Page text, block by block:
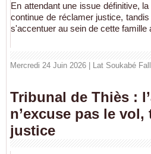
En attendant une issue définitive,
continue de réclamer justice,
s'accentuer au sein de cette famille
Mercredi 24 Juin 2026 | Lat Soukabé Fall
Tribunal de Thiès :
n’excuse pas le vol,
justice